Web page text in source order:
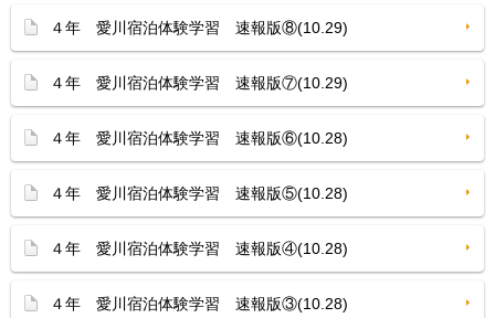
４年 愛川宿泊体験学習 速報版⑧(10.29)
４年 愛川宿泊体験学習 速報版⑦(10.29)
４年 愛川宿泊体験学習 速報版⑥(10.28)
４年 愛川宿泊体験学習 速報版⑤(10.28)
４年 愛川宿泊体験学習 速報版④(10.28)
４年 愛川宿泊体験学習 速報版③(10.28)